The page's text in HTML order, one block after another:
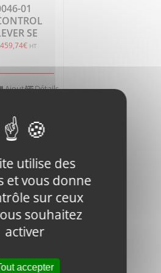
01
SE
€ HT
Ajouter Détails
DVR28-
1010800
utilise des
et vous donne
sur ceux
souhaitez
activer
accepter